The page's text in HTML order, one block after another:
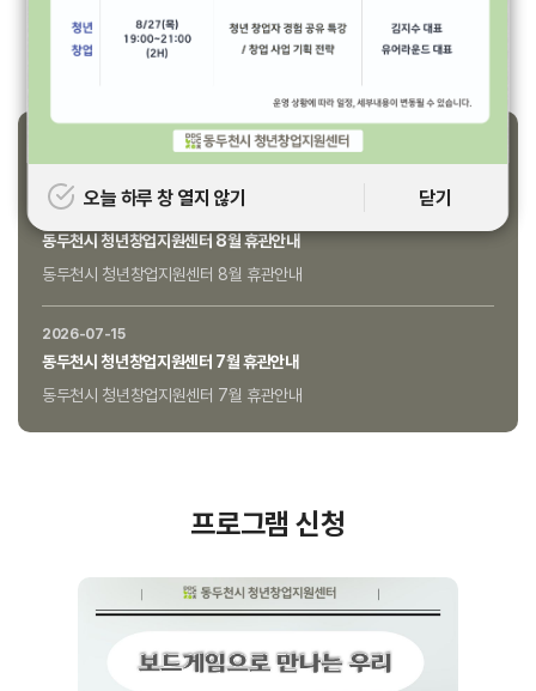
2026-04-14
2026-07-30
동두천시 청년창업지원센터 8월 휴관안내
동두천시 청년창업지원센터 8월 휴관안내
2026-07-15
동두천시 청년창업지원센터 7월 휴관안내
동두천시 청년창업지원센터 7월 휴관안내
프로그램 신청
오늘 하루 창 열지 않기 닫기
오늘 하루 창 열지 않기 닫기